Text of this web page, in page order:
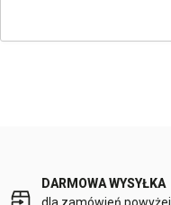
DARMOWA WYSYŁKA
dla zamówień powyżej